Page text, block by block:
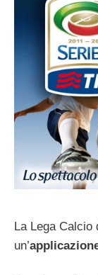
La Lega Calcio
un’